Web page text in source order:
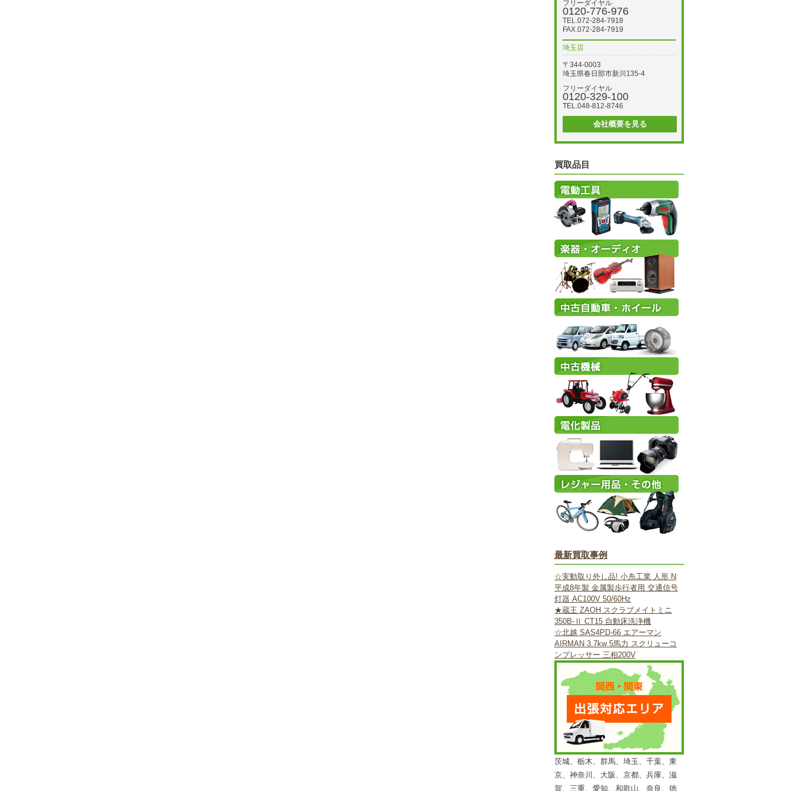
フリーダイヤル
0120-776-976
TEL.072-284-7918
FAX.072-284-7919
埼玉店
〒344-0003
埼玉県春日部市新川135-4
フリーダイヤル
0120-329-100
TEL.048-812-8746
会社概要を見る
買取品目
最新買取事例
☆実動取り外し品! 小糸工業 人形 N
平成8年製 金属製歩行者用 交通信号
灯器 AC100V 50/60Hz
★蔵王 ZAOH スクラブメイトミニ
350B-Ⅱ CT15 自動床洗浄機
☆北越 SAS4PD-66 エアーマン
AIRMAN 3.7kw 5馬力 スクリューコ
ンプレッサー 三相200V
茨城、栃木、群馬、埼玉、千葉、東
京、神奈川、大阪、京都、兵庫、滋
賀、三重、愛知、和歌山、奈良、徳